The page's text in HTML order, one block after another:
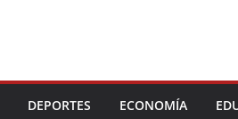
DEPORTES ECONOMÍA